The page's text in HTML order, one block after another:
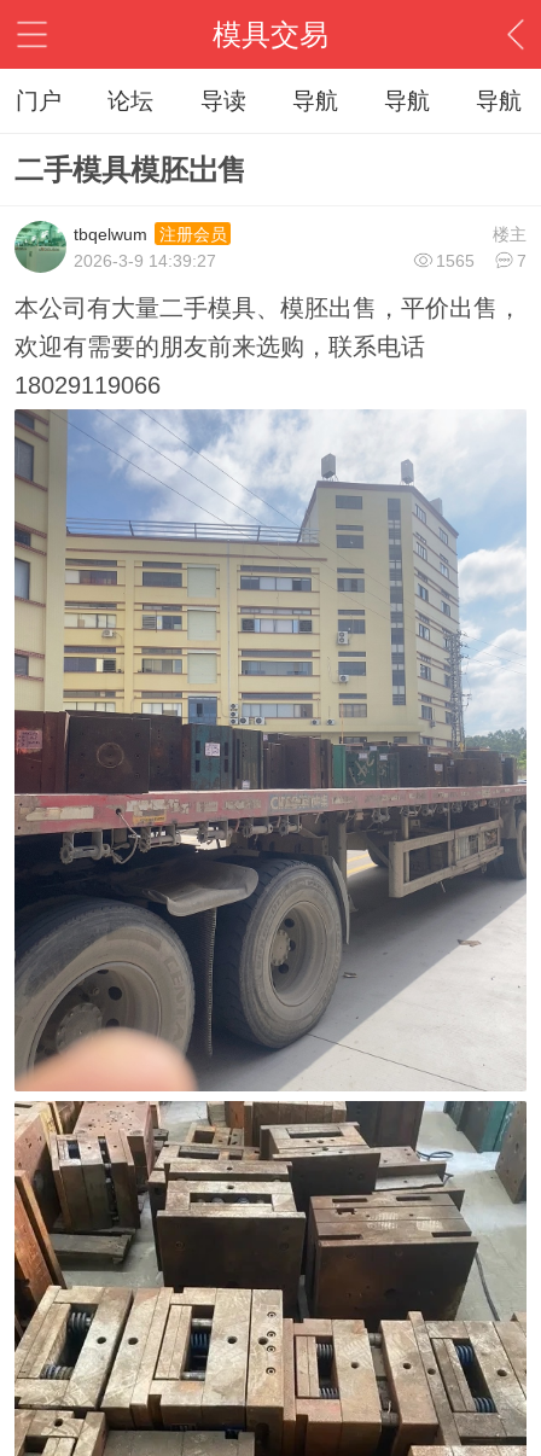
模具交易
门户 论坛 导读 导航 导航 导航
二手模具模胚岀售
楼主
tbqelwum
注册会员
1565
7
2026-3-9 14:39:27
本公司有大量二手模具、模胚出售，平价出售，
欢迎有需要的朋友前来选购，联系电话
18029119066